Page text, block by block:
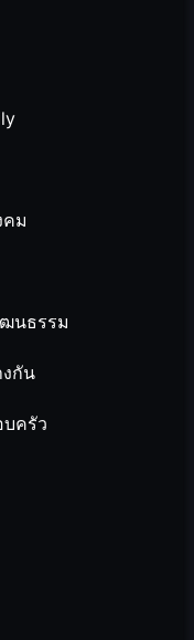
คม
นธรรม
กัน
ครัว